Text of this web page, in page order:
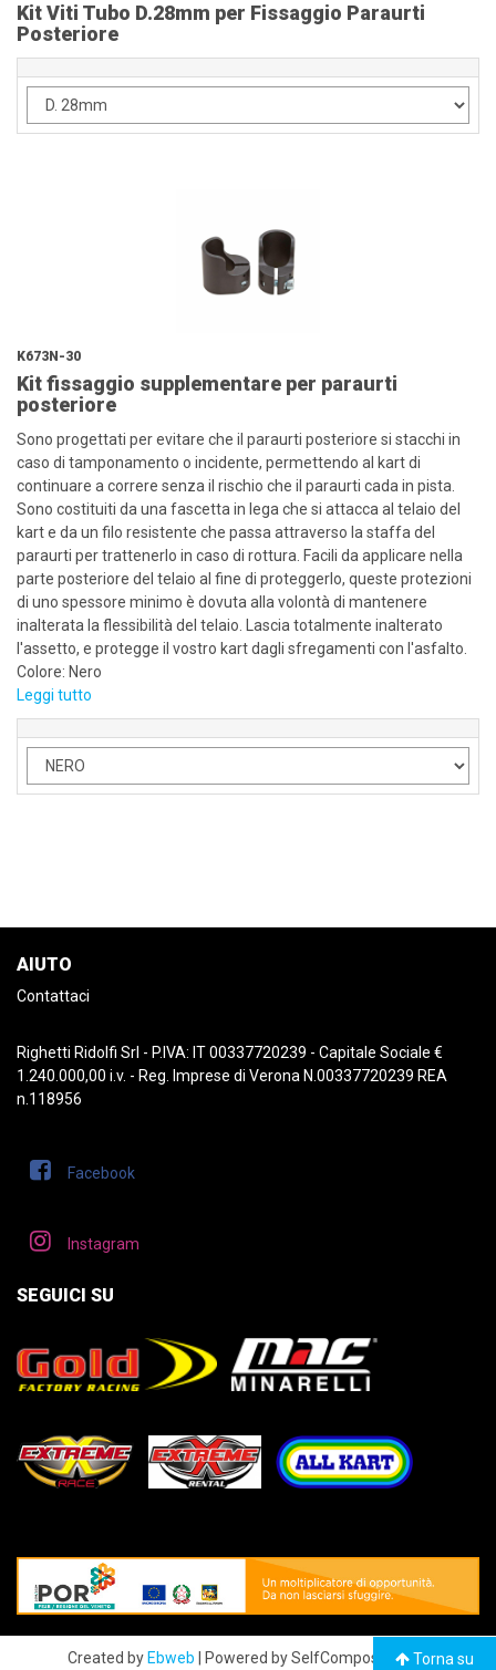
Kit Viti Tubo D.28mm per Fissaggio Paraurti
Posteriore
K673N-30
Kit fissaggio supplementare per paraurti
posteriore
Sono progettati per evitare che il paraurti posteriore si stacchi in
caso di tamponamento o incidente, permettendo al kart di
continuare a correre senza il rischio che il paraurti cada in pista.
Sono costituiti da una fascetta in lega che si attacca al telaio del
kart e da un filo resistente che passa attraverso la staffa del
paraurti per trattenerlo in caso di rottura. Facili da applicare nella
parte posteriore del telaio al fine di proteggerlo, queste protezioni
di uno spessore minimo è dovuta alla volontà di mantenere
inalterata la flessibilità del telaio. Lascia totalmente inalterato
l'assetto, e protegge il vostro kart dagli sfregamenti con l'asfalto.
Colore: Nero
Leggi tutto
AIUTO
Contattaci
Righetti Ridolfi Srl - P.IVA: IT 00337720239 - Capitale Sociale €
1.240.000,00 i.v. - Reg. Imprese di Verona N.00337720239 REA
n.118956
Facebook
Instagram
SEGUICI SU
Created by Ebweb | Powered by SelfComposer CMSTorna su